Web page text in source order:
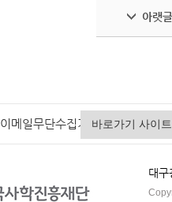
아랫글
이메일무단수집거부
대